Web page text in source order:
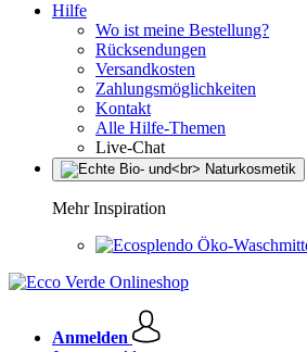
Hilfe
Wo ist meine Bestellung?
Rücksendungen
Versandkosten
Zahlungsmöglichkeiten
Kontakt
Alle Hilfe-Themen
Live-Chat
Mehr Inspiration
Öko-
Anmelden